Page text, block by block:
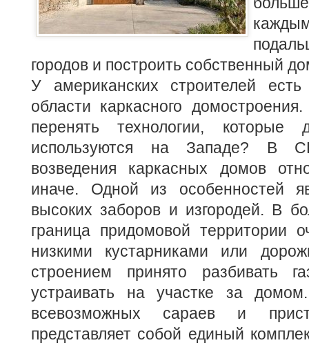
городов и построить собственный
У американских строителей
области каркасного
перенять технологии,
используются на Западе? В
возведения каркасных домов
иначе. Одной из особенностей
высоких заборов и изгородей. В
граница придомовой территории
низкими кустарниками или
строением принято разбивать
устраивать на участке за
всевозможных сараев и
представляет собой единый